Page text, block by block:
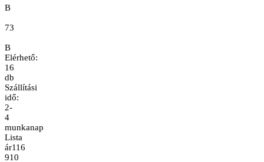
B
73
B
Elérhető:
16
db
Szállítási
idő:
2-
4
munkanap
Lista
ár116
910